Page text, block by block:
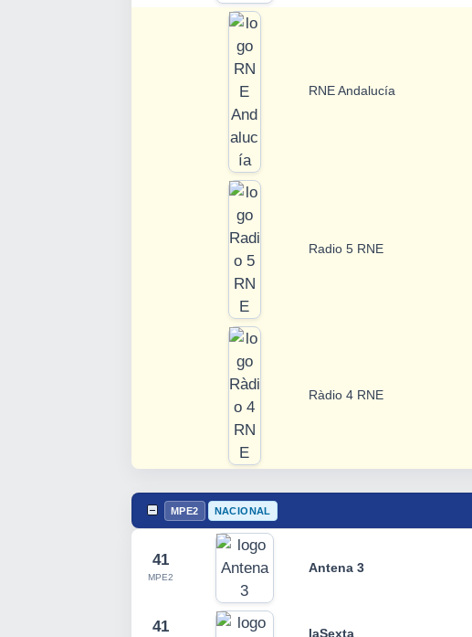
RNE Andalucía
Radio 5 RNE
Ràdio 4 RNE
MPE2 NACIONAL
41
MPE2
Antena 3
41 laSexta